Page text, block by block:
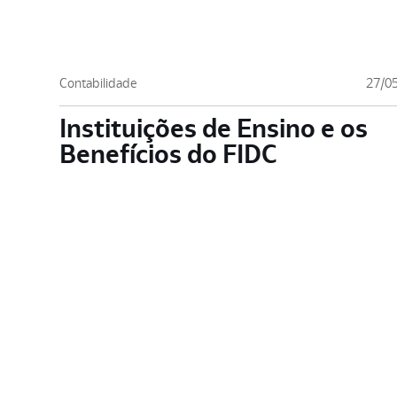
Contabilidade 27/
Instituições de Ensino e os
Benefícios do FIDC